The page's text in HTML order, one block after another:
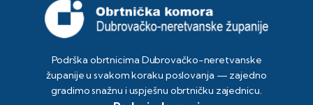
Podrška obrtnicima Dubrovačko-neretvanske
županije u svakom koraku poslovanja — zajedno
gradimo snažnu i uspješnu obrtničku zajednicu.